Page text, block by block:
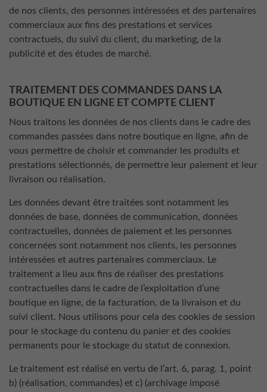
de nos clients, des personnes intéressées et des partenaires
commerciaux aux fins des prestations et services
contractuels, du suivi du client, du marketing, de la
publicité et des études de marché.
TRAITEMENT DES COMMANDES DANS LA
BOUTIQUE EN LIGNE ET COMPTE CLIENT
Nous traitons les données de nos clients dans le cadre des
commandes passées dans notre boutique en ligne, afin de
vous permettre de choisir et commander les produits et
prestations sélectionnés, de permettre leur paiement et leur
livraison ou réalisation.
Les données devant être traitées sont notamment les
données de base, données de communication, données
contractuelles, données de paiement et les personnes
concernées sont notamment nos clients, les personnes
intéressées et autres partenaires commerciaux. Le
traitement a lieu aux fins de réaliser des prestations
contractuelles dans le cadre de l’exploitation d’une
boutique en ligne, de la facturation, de la livraison et du
suivi client. Nous utilisons pour cela des cookies de session
pour le stockage du contenu du panier et des cookies
permanents pour le stockage du statut de connexion.
Le traitement est réalisé en vertu de l’art. 6, parag. 1, point
b) (réalisation, commandes) et c) (archivage imposé